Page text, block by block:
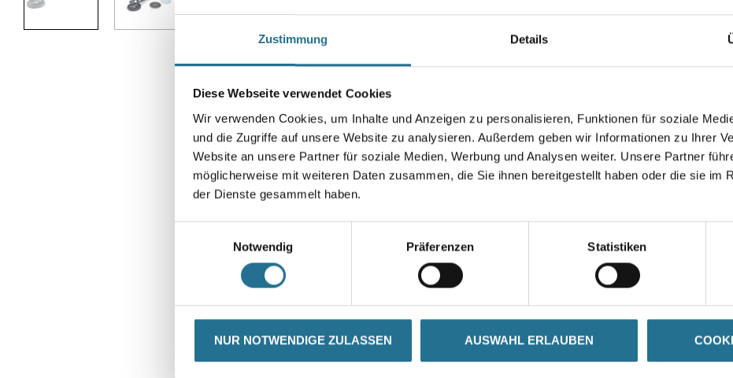
Zustimmung Details
Diese Webseite verwendet Cookies
Wir verwenden Cookies, um Inhalte und Anzeigen zu personalisieren, Funktionen für soziale
und die Zugriffe auf unsere Website zu analysieren. Außerdem geben wir Informationen zu Ihrer
Website an unsere Partner für soziale Medien, Werbung und Analysen weiter. Unsere Partner
möglicherweise mit weiteren Daten zusammen, die Sie ihnen bereitgestellt haben oder die sie im
der Dienste gesammelt haben.
Notwendig
Präferenzen Statistiken
NUR NOTWENDIGE ZULASSEN AUSWAHL ERLAUBEN
Zusammenbauen und Einstellen.
und vorteilhafter Gewichtsverteilung
können Sie ausdauernd arbeiten.
Antrieb im Kopf. Schleifen von
Trockenbauspachtel. Entfernen von
Farbanstrichen, Kleberesten,
Länge in Millimeter
Höhe in millimeter
Umrechnungsfaktoren